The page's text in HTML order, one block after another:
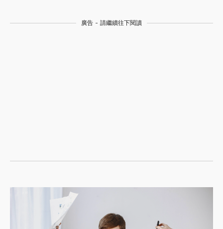
廣告 - 請繼續往下閱讀